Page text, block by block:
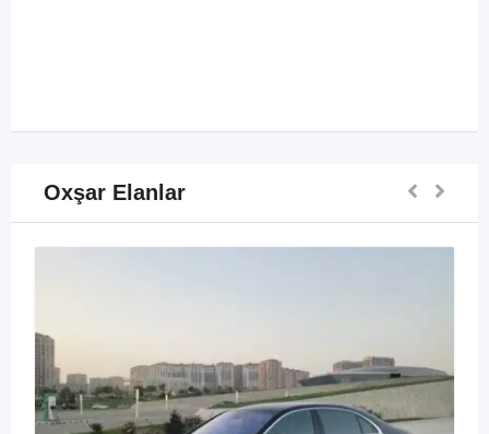
Oxşar Elanlar